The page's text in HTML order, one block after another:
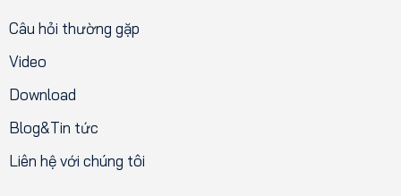
Câu hỏi thường gặp
Video
Download
Blog&Tin tức
Liên hệ với chúng tôi